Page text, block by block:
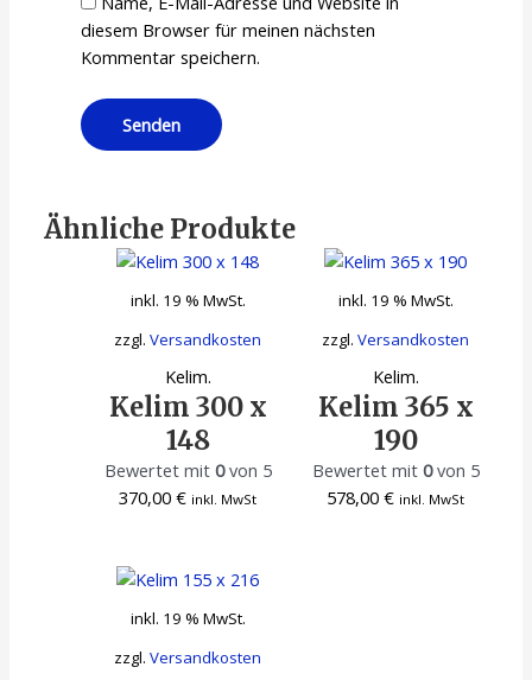
diesem Browser für meinen nächsten
Kommentar speichern.
Ähnliche Produkte
inkl. 19 % MwSt.
zzgl.Versandkosten
Kelim.
Kelim 300 x
148
Bewertet mit 0von 5
370,00€ inkl. MwSt
inkl. 19 % MwSt.
zzgl.Versandkosten
Kelim.
Kelim 365 x
190
Bewertet mit 0von 5
578,00€ inkl. MwSt
inkl. 19 % MwSt.
zzgl.Versandkosten